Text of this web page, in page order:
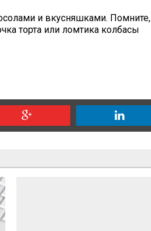
и вкусняшками. Помните,
торта или ломтика колбасы